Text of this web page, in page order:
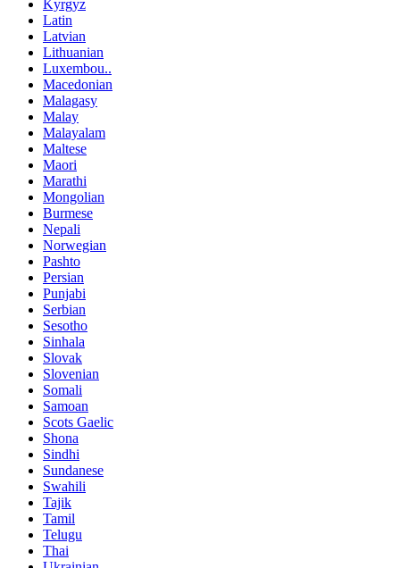
Kyrgyz
Latin
Latvian
Lithuanian
Luxembou..
Macedonian
Malagasy
Malay
Malayalam
Maltese
Maori
Marathi
Mongolian
Burmese
Nepali
Norwegian
Pashto
Persian
Punjabi
Serbian
Sesotho
Sinhala
Slovak
Slovenian
Somali
Samoan
Scots Gaelic
Shona
Sindhi
Sundanese
Swahili
Tajik
Tamil
Telugu
Thai